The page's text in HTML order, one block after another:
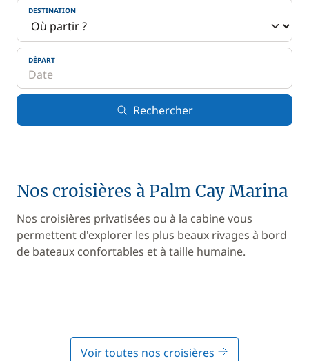
DESTINATION
DÉPART
Rechercher
Nos croisières à Palm Cay Marina
Nos croisières privatisées ou à la cabine vous
permettent d'explorer les plus beaux rivages à bord
de bateaux confortables et à taille humaine.
Voir toutes nos croisières